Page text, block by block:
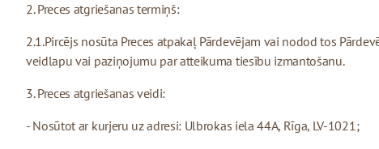
2. Preces atgriešanas termiņš:
2.1.Pircējs nosūta Preces atpakaļ Pārdevējam vai nodod tos
veidlapu vai paziņojumu par atteikuma tiesību izmantošanu.
3. Preces atgriešanas veidi:
- Nosūtot ar kurjeru uz adresi: Ulbrokas iela 44A, Rīga, LV-1021;